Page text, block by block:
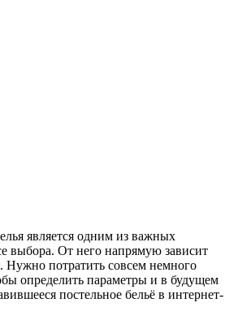
является одним из важных
выбора. От него напрямую зависит
Нужно потратить совсем немного
определить параметры и в будущем
постельное бельё в интернет-